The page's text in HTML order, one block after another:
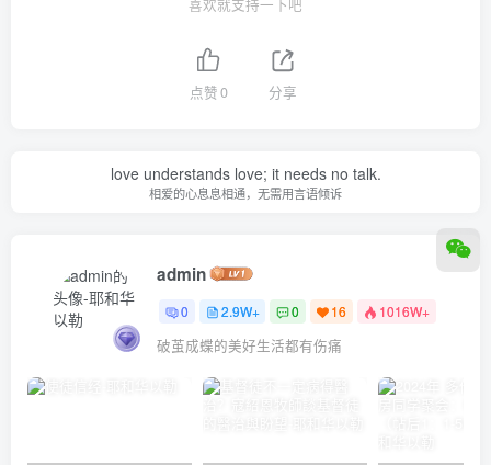
喜欢就支持一下吧
点赞0 分享
love understands love; it needs no talk.
相爱的心息息相通，无需用言语倾诉
admin
0 2.9W+ 0 16 1016W+
破茧成蝶的美好生活都有伤痛